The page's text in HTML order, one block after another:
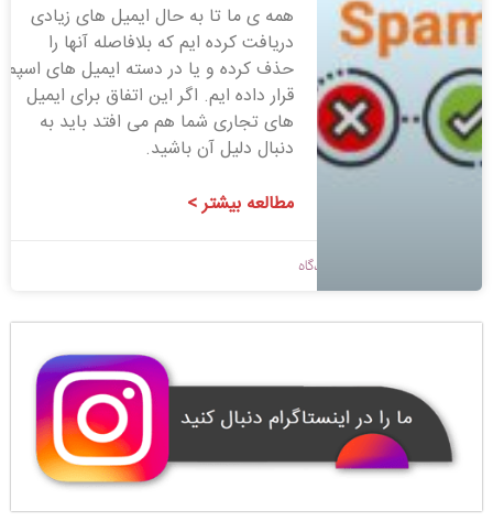
همه ی ما تا به حال ایمیل های زیادی
دریافت کرده ایم که بلافاصله آنها را
حذف کرده و یا در دسته ایمیل های اسپم
قرار داده ایم. اگر این اتفاق برای ایمیل
های تجاری شما هم می افتد باید به
دنبال دلیل آن باشید.
مطالعه بیشتر >
بدون دیدگاه